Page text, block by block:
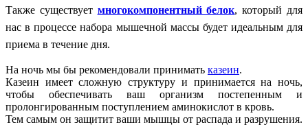
Также существует многокомпонентный белок, который для
нас в процессе набора мышечной массы будет идеальным для
приема в течение дня.
На ночь мы бы рекомендовали принимать казеин.
Казеин имеет сложную структуру и принимается на ночь,
чтобы обеспечивать ваш организм постепенным и
пролонгированным поступлением аминокислот в кровь.
Тем самым он защитит ваши мышцы от распада и разрушения.